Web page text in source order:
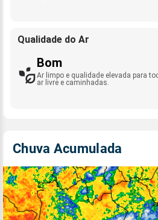
Qualidade do Ar
Bom
Ar limpo e qualidade elevada para
ar livre e caminhadas.
Chuva Acumulada